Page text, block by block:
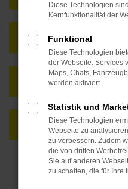
FAHRZEUG
Diese Technologien
Kernfunktionalität der
Funktional
Diese Technologien
der Webseite. Services
Maps, Chats,
werden aktiviert.
Statistik und
Diese Technologien
Webseite zu
zu verbessern. Zudem
die von dritten
Sie auf anderen
zu schalten, die für Ihre